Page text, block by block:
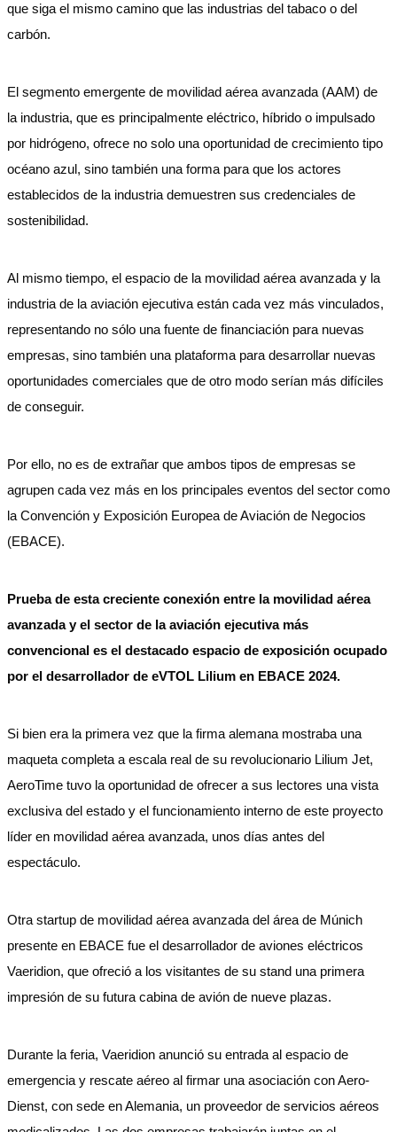
que siga el mismo camino que las industrias del tabaco o del
carbón.
El segmento emergente de movilidad aérea avanzada (AAM) de
la industria, que es principalmente eléctrico, híbrido o impulsado
por hidrógeno, ofrece no solo una oportunidad de crecimiento tipo
océano azul, sino también una forma para que los actores
establecidos de la industria demuestren sus credenciales de
sostenibilidad.
Al mismo tiempo, el espacio de la movilidad aérea avanzada y la
industria de la aviación ejecutiva están cada vez más vinculados,
representando no sólo una fuente de financiación para nuevas
empresas, sino también una plataforma para desarrollar nuevas
oportunidades comerciales que de otro modo serían más difíciles
de conseguir.
Por ello, no es de extrañar que ambos tipos de empresas se
agrupen cada vez más en los principales eventos del sector como
la Convención y Exposición Europea de Aviación de Negocios
(EBACE).
Prueba de esta creciente conexión entre la movilidad aérea
avanzada y el sector de la aviación ejecutiva más
convencional es el destacado espacio de exposición ocupado
por el desarrollador de eVTOL Lilium en EBACE 2024.
Si bien era la primera vez que la firma alemana mostraba una
maqueta completa a escala real de su revolucionario Lilium Jet,
AeroTime tuvo la oportunidad de ofrecer a sus lectores una vista
exclusiva del estado y el funcionamiento interno de este proyecto
líder en movilidad aérea avanzada, unos días antes del
espectáculo.
Otra startup de movilidad aérea avanzada del área de Múnich
presente en EBACE fue el desarrollador de aviones eléctricos
Vaeridion, que ofreció a los visitantes de su stand una primera
impresión de su futura cabina de avión de nueve plazas.
Durante la feria, Vaeridion anunció su entrada al espacio de
emergencia y rescate aéreo al firmar una asociación con Aero-
Dienst, con sede en Alemania, un proveedor de servicios aéreos